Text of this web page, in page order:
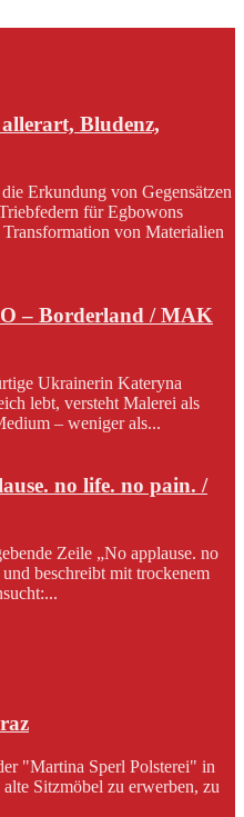
Bludenz,
Erkundung von Gegensätzen
für Egbowons
von Materialien
– Borderland / MAK
Ukrainerin Kateryna
lebt, versteht Malerei als
– weniger als...
no life. no pain. /
Zeile „No applause. no
beschreibt mit trockenem
"Martina Sperl Polsterei" in
Sitzmöbel zu erwerben, zu